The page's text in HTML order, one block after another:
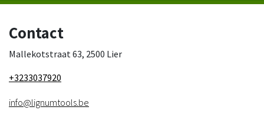
Contact
Mallekotstraat 63, 2500 Lier
+3233037920
info@lignumtools.be